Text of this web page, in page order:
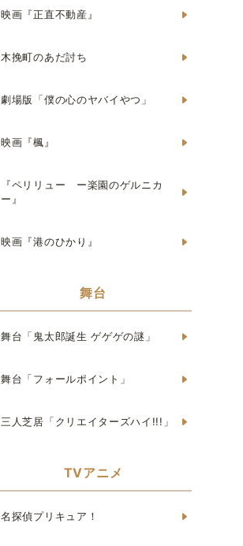
映画『正直不動産』
木挽町のあだ討ち
劇場版「僕の心のヤバイやつ」
映画『楓』
『ペリリュー ー楽園のゲルニカ
ー』
映画『港のひかり』
舞台
舞台「鬼太郎誕生 ゲゲゲの謎」
舞台「フォールポイント」
三人芝居「クリエイターズハイ!!!」
TVアニメ
名探偵プリキュア！